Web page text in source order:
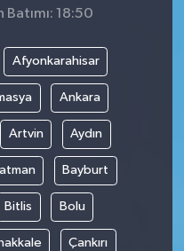
18:50
Afyonkarahisar
Ankara
Artvin Aydın
Bayburt
Bitlis Bolu
Çankırı